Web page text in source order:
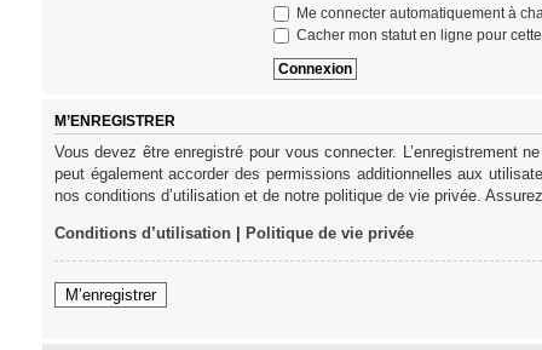
Me connecter automatiquement à
Cacher mon statut en ligne pour
M’ENREGISTRER
Vous devez être enregistré pour vous connecter. L’enregistrement
peut également accorder des permissions additionnelles aux
nos conditions d’utilisation et de notre politique de vie privée.
Conditions d’utilisation| Politique de vie privée
M’enregistrer